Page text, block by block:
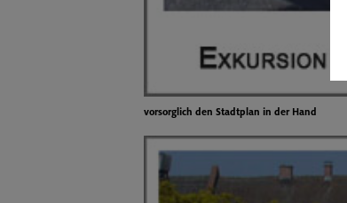
vorsorglich den Stadtplan in der Hand